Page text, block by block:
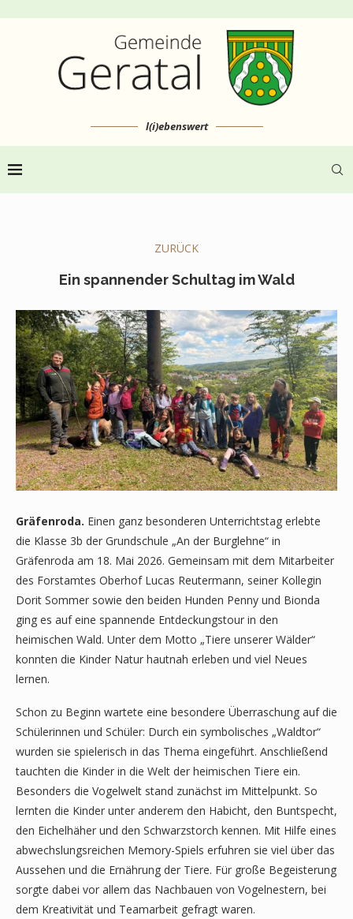
l(i)ebenswert
ZURÜCK
Ein spannender Schultag im Wald
Gräfenroda. Einen ganz besonderen Unterrichtstag erlebte
die Klasse 3b der Grundschule „An der Burglehne“ in
Gräfenroda am 18. Mai 2026. Gemeinsam mit dem Mitarbeiter
des Forstamtes Oberhof Lucas Reutermann, seiner Kollegin
Dorit Sommer sowie den beiden Hunden Penny und Bionda
ging es auf eine spannende Entdeckungstour in den
heimischen Wald. Unter dem Motto „Tiere unserer Wälder“
konnten die Kinder Natur hautnah erleben und viel Neues
lernen.
Schon zu Beginn wartete eine besondere Überraschung auf die
Schülerinnen und Schüler: Durch ein symbolisches „Waldtor“
wurden sie spielerisch in das Thema eingeführt. Anschließend
tauchten die Kinder in die Welt der heimischen Tiere ein.
Besonders die Vogelwelt stand zunächst im Mittelpunkt. So
lernten die Kinder unter anderem den Habicht, den Buntspecht,
den Eichelhäher und den Schwarzstorch kennen. Mit Hilfe eines
abwechslungsreichen Memory-Spiels erfuhren sie viel über das
Aussehen und die Ernährung der Tiere. Für große Begeisterung
sorgte dabei vor allem das Nachbauen von Vogelnestern, bei
dem Kreativität und Teamarbeit gefragt waren.